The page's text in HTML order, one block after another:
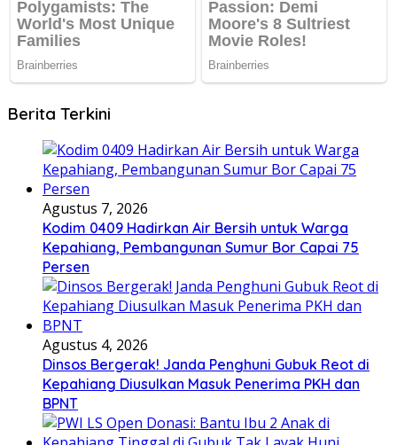
Berita Terkini
Agustus 7, 2026
Kodim 0409 Hadirkan Air Bersih untuk Warga
Kepahiang, Pembangunan Sumur Bor Capai 75
Persen
Agustus 4, 2026
Dinsos Bergerak! Janda Penghuni Gubuk Reot di
Kepahiang Diusulkan Masuk Penerima PKH dan
BPNT